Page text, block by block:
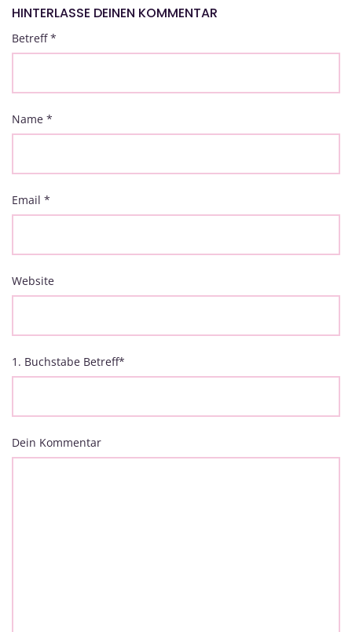
HINTERLASSE DEINEN KOMMENTAR
Betreff*
Name *
Email *
Website
1. Buchstabe Betreff*
Dein Kommentar